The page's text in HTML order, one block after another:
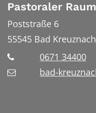
Pastoraler
Poststraße 6
55545 Bad Kreuznach
0671 34400
bad-